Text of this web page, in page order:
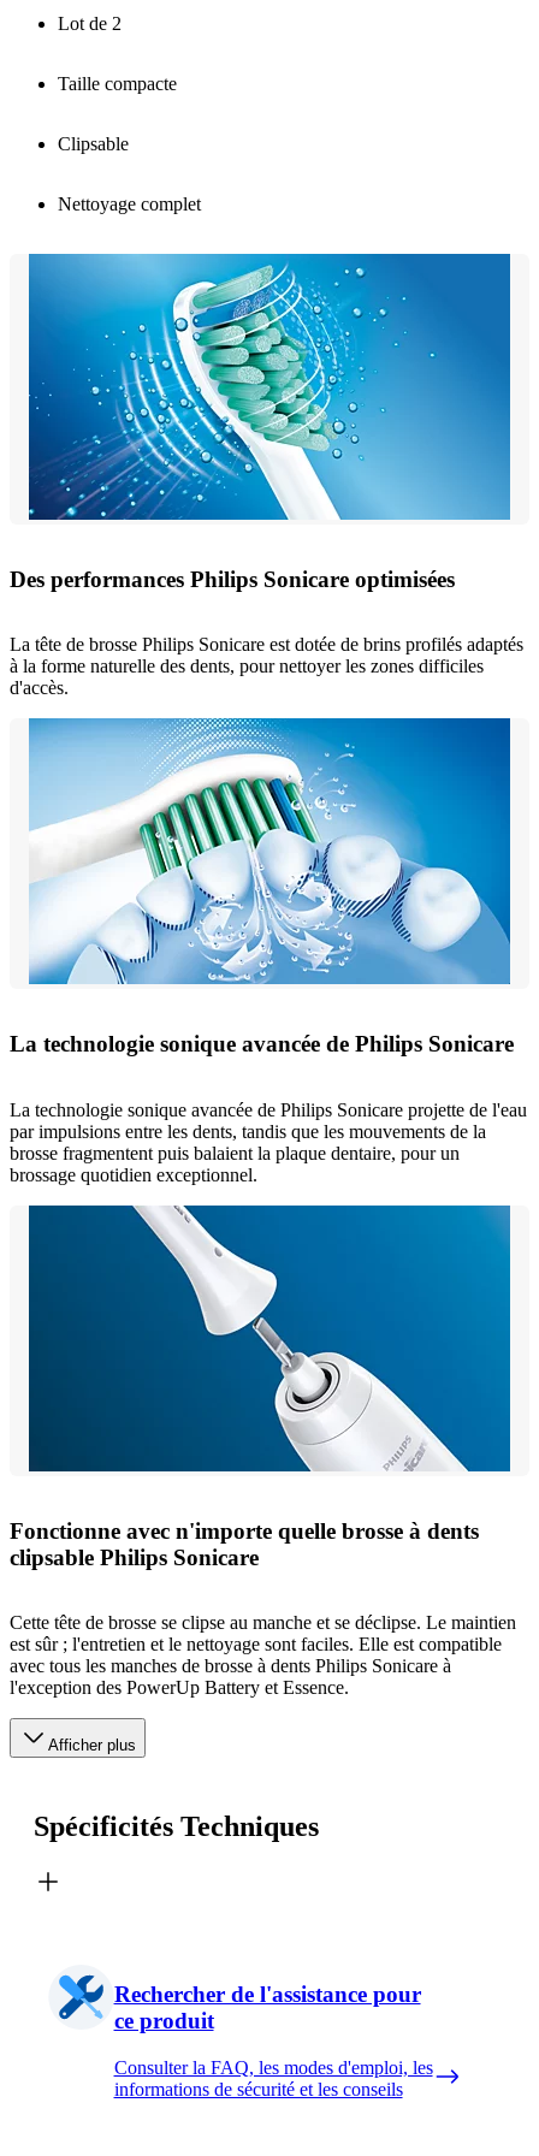
Lot de 2
Taille compacte
Clipsable
Nettoyage complet
Des performances Philips Sonicare optimisées
La tête de brosse Philips Sonicare est dotée de brins profilés adaptés
à la forme naturelle des dents, pour nettoyer les zones difficiles
d'accès.
La technologie sonique avancée de Philips Sonicare
La technologie sonique avancée de Philips Sonicare projette de l'eau
par impulsions entre les dents, tandis que les mouvements de la
brosse fragmentent puis balaient la plaque dentaire, pour un
brossage quotidien exceptionnel.
Fonctionne avec n'importe quelle brosse à dents
clipsable Philips Sonicare
Cette tête de brosse se clipse au manche et se déclipse. Le maintien
est sûr ; l'entretien et le nettoyage sont faciles. Elle est compatible
avec tous les manches de brosse à dents Philips Sonicare à
l'exception des PowerUp Battery et Essence.
Afficher plus
Spécificités Techniques
Rechercher de l'assistance pour
ce produit
Consulter la FAQ, les modes d'emploi, les
informations de sécurité et les conseils